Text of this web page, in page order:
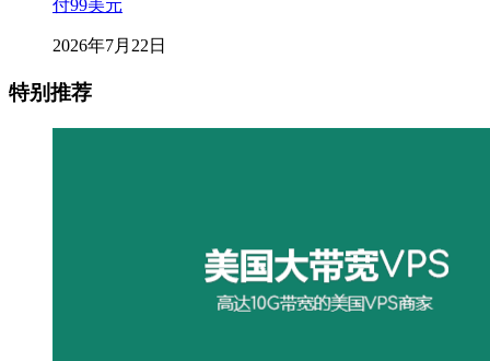
付99美元
2026年7月22日
特别推荐